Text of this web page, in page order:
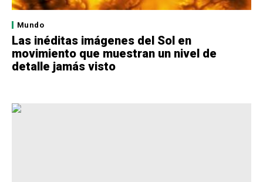
Mundo
Las inéditas imágenes del Sol en
movimiento que muestran un nivel de
detalle jamás visto